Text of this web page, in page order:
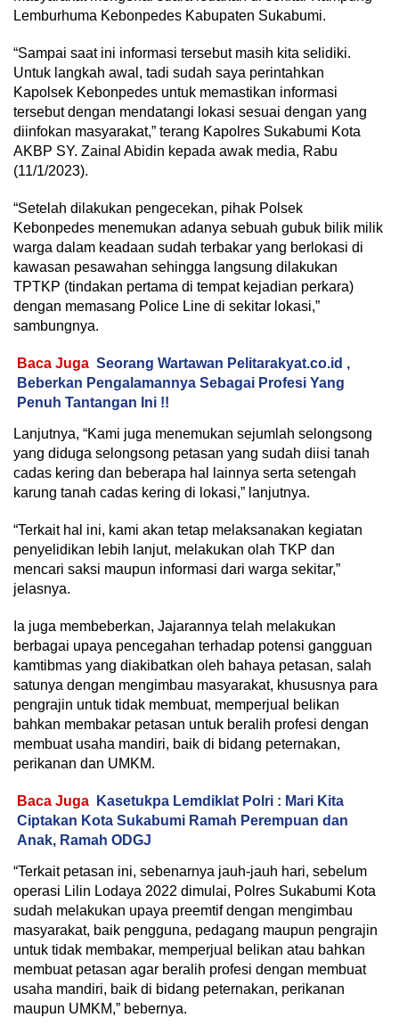
Lemburhuma Kebonpedes Kabupaten Sukabumi.
“Sampai saat ini informasi tersebut masih kita selidiki.
Untuk langkah awal, tadi sudah saya perintahkan
Kapolsek Kebonpedes untuk memastikan informasi
tersebut dengan mendatangi lokasi sesuai dengan yang
diinfokan masyarakat,” terang Kapolres Sukabumi Kota
AKBP SY. Zainal Abidin kepada awak media, Rabu
(11/1/2023).
“Setelah dilakukan pengecekan, pihak Polsek
Kebonpedes menemukan adanya sebuah gubuk bilik milik
warga dalam keadaan sudah terbakar yang berlokasi di
kawasan pesawahan sehingga langsung dilakukan
TPTKP (tindakan pertama di tempat kejadian perkara)
dengan memasang Police Line di sekitar lokasi,”
sambungnya.
Baca Juga Seorang Wartawan Pelitarakyat.co.id ,
Beberkan Pengalamannya Sebagai Profesi Yang
Penuh Tantangan Ini !!
Lanjutnya, “Kami juga menemukan sejumlah selongsong
yang diduga selongsong petasan yang sudah diisi tanah
cadas kering dan beberapa hal lainnya serta setengah
karung tanah cadas kering di lokasi,” lanjutnya.
“Terkait hal ini, kami akan tetap melaksanakan kegiatan
penyelidikan lebih lanjut, melakukan olah TKP dan
mencari saksi maupun informasi dari warga sekitar,”
jelasnya.
Ia juga membeberkan, Jajarannya telah melakukan
berbagai upaya pencegahan terhadap potensi gangguan
kamtibmas yang diakibatkan oleh bahaya petasan, salah
satunya dengan mengimbau masyarakat, khususnya para
pengrajin untuk tidak membuat, memperjual belikan
bahkan membakar petasan untuk beralih profesi dengan
membuat usaha mandiri, baik di bidang peternakan,
perikanan dan UMKM.
Baca Juga
Kasetukpa Lemdiklat Polri : Mari Kita
Ciptakan Kota Sukabumi Ramah Perempuan dan
Anak, Ramah ODGJ
“Terkait petasan ini, sebenarnya jauh-jauh hari, sebelum
operasi Lilin Lodaya 2022 dimulai, Polres Sukabumi Kota
sudah melakukan upaya preemtif dengan mengimbau
masyarakat, baik pengguna, pedagang maupun pengrajin
untuk tidak membakar, memperjual belikan atau bahkan
membuat petasan agar beralih profesi dengan membuat
usaha mandiri, baik di bidang peternakan, perikanan
maupun UMKM,” bebernya.